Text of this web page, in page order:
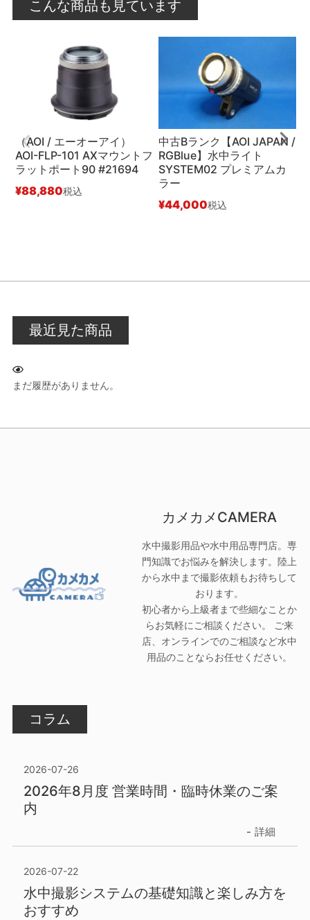
こんな商品も見ています
（AOI / エーオーアイ）
AOI-FLP-101 AXマウントフ
ラットポート90 #21694
¥88,880税込
中古Bランク【AOI JAPAN /
RGBlue】水中ライト
SYSTEM02 プレミアムカ
ラー
¥44,000税込
最近見た商品
まだ履歴がありません。
カメカメCAMERA
水中撮影用品や水中用品専門店。専
門知識でお悩みを解決します。陸上
から水中まで撮影依頼もお待ちして
おります。
初心者から上級者まで些細なことか
らお気軽にご相談ください。 ご来
店、オンラインでのご相談など水中
用品のことならお任せください。
コラム
2026-07-26
2026年8月度 営業時間・臨時休業のご案
内
詳細
2026-07-22
水中撮影システムの基礎知識と楽しみ方を
おすすめ